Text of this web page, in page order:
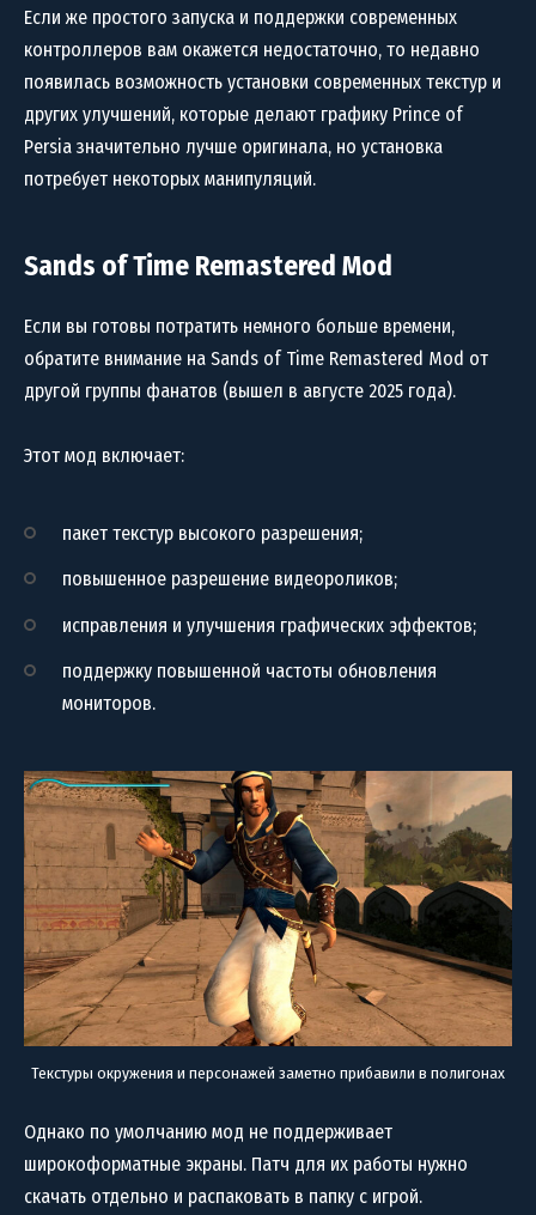
Если же простого запуска и поддержки современных
контроллеров вам окажется недостаточно, то недавно
появилась возможность установки современных текстур и
других улучшений, которые делают графику Prince of
Persia значительно лучше оригинала, но установка
потребует некоторых манипуляций.
Sands of Time Remastered Mod
Если вы готовы потратить немного больше времени,
обратите внимание на Sands of Time Remastered Mod от
другой группы фанатов (вышел в августе 2025 года).
Этот мод включает:
пакет текстур высокого разрешения;
повышенное разрешение видеороликов;
исправления и улучшения графических эффектов;
поддержку повышенной частоты обновления
мониторов.
Текстуры окружения и персонажей заметно прибавили в полигонах
Однако по умолчанию мод не поддерживает
широкоформатные экраны. Патч для их работы нужно
скачать отдельно и распаковать в папку с игрой.